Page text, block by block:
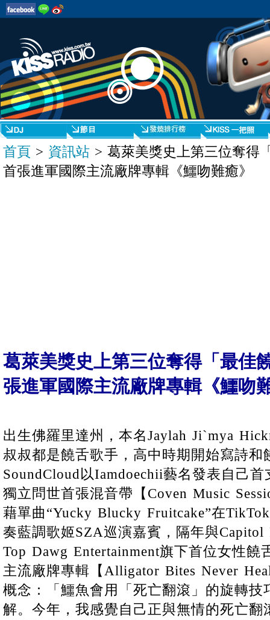
首頁 > 資訊站 > 葛萊美獎史上第三位奪得
首張進軍國際主流廠牌專輯《鱷吻難癒》
葛萊美獎史上第三位奪得「最佳
張進軍國際主流廠牌專輯《鱷吻
出生佛羅里達州，本名Jaylah Ji`mya
叔叔都是饒舌歌手，高中時期開始寫詩和
SoundCloud以Iamdoechii藝名發表自己
獨立問世首張混音帶【Coven Music
藉單曲“Yucky Blucky Fruitcake”在
奏藍調歌姬SZA巡演嘉賓，隔年與Capitol
Top Dawg Entertainment旗下首位女性饒
主流廠牌專輯【Alligator Bites Never
概念：「鱷魚會用「死亡翻滾」的旋轉技
解。今年，我感覺自己正與無情的死亡翻